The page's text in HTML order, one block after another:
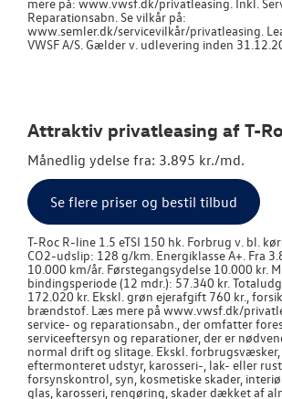
Reparationsabn. Se vilkår på:
www.semler.dk/servicevilkår/privatleasing.
VWSF A/S. Gælder v. udlevering inden
Attraktiv privatleasing af T-
Månedlig ydelse fra: 3.895 kr./md.
Se flere priser og bestil tilbud
T-Roc R-line 1.5 eTSI 150 hk. Forbrug v. bl.
CO2-udslip: 128 g/km. Energiklasse A+. Fra
10.000 km/år. Førstegangsydelse 10.000 kr.
bindingsperiode (12 mdr.): 57.340 kr.
172.020 kr. Ekskl. grøn ejerafgift 760 kr.,
brændstof. Læs mere på www.vwsf.dk/
service- og reparationsabn., der omfatter
serviceeftersyn og reparationer, der er
normal drift og slitage. Ekskl.
eftermonteret udstyr, karosseri-, lak- eller
forsynskontrol, syn, kosmetiske skader,
glas, karosseri, rengøring, skader dækket af